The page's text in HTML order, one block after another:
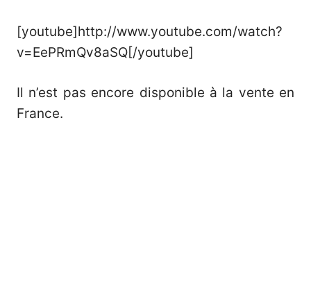
[youtube]http://www.youtube.com/watch?
v=EePRmQv8aSQ[/youtube]
Il n’est pas encore disponible à la vente en
France.